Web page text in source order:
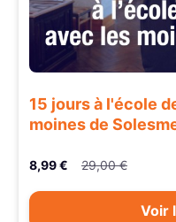
15 jours à l'école
moines de
8,99 € 29,00 €
Voir